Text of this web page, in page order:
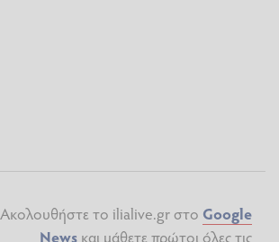
Ακολουθήστε το ilialive.gr στο Google
News και μάθετε πρώτοι όλες τις